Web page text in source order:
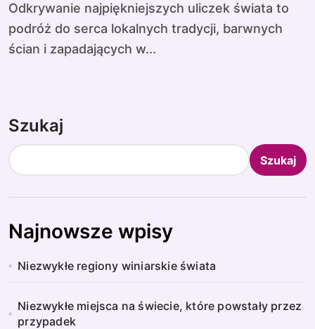
Odkrywanie najpiękniejszych uliczek świata to
podróż do serca lokalnych tradycji, barwnych
ścian i zapadających w...
Szukaj
Szukaj
Najnowsze wpisy
Niezwykłe regiony winiarskie świata
Niezwykłe miejsca na świecie, które powstały przez
przypadek